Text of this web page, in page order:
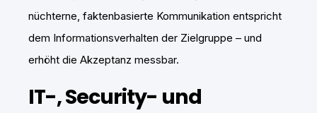
nüchterne, faktenbasierte Kommunikation entspricht
dem Informationsverhalten der Zielgruppe – und
erhöht die Akzeptanz messbar.
IT-, Security- und